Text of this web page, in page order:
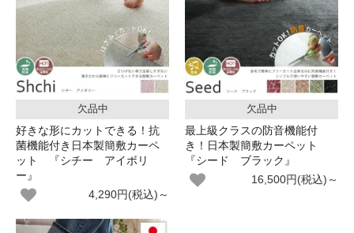
欠品中
好きな形にカットできる！抗
菌機能付き日本製簡敷カーペ
ット 『シチー アイボリ
ー』
4,290円(税込)～
欠品中
最上級クラスの防音機能付
き！日本製簡敷カーペット
『シード ブラック』
16,500円(税込)～